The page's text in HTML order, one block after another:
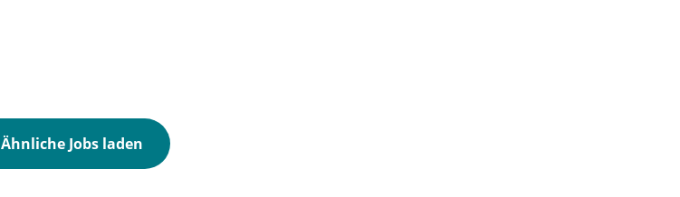
Ähnliche Jobs laden